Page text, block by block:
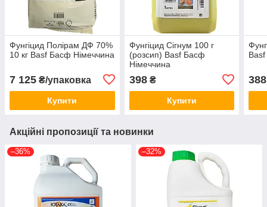
Фунгіцид Полірам ДФ 70%
10 кг Basf Басф Німеччина
7 125 ₴/упаковка
Купити
Фунгіцид Сігнум 100 г
(розсип) Basf Басф
Німеччина
398₴
Купити
388
Акційні пропозиції та новинки
–36% –32%